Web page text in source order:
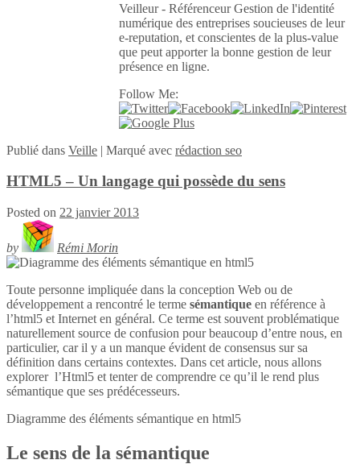
Veilleur - Référenceur Gestion de l'identité
numérique des entreprises soucieuses de leur
e-reputation, et conscientes de la plus-value
que peut apporter la bonne gestion de leur
présence en ligne.
Follow Me:
Publié dans Veille | Marqué avec rédaction seo
HTML5 – Un langage qui possède du sens
Posted on 22 janvier 2013
by Rémi Morin
Toute personne impliquée dans la conception Web ou de
développement a rencontré le terme sémantique en référence à
l’html5 et Internet en général. Ce terme est souvent problématique
naturellement source de confusion pour beaucoup d’entre nous, en
particulier, car il y a un manque évident de consensus sur sa
définition dans certains contextes. Dans cet article, nous allons
explorer l’Html5 et tenter de comprendre ce qu’il le rend plus
sémantique que ses prédécesseurs.
Diagramme des éléments sémantique en html5
Le sens de la sémantique